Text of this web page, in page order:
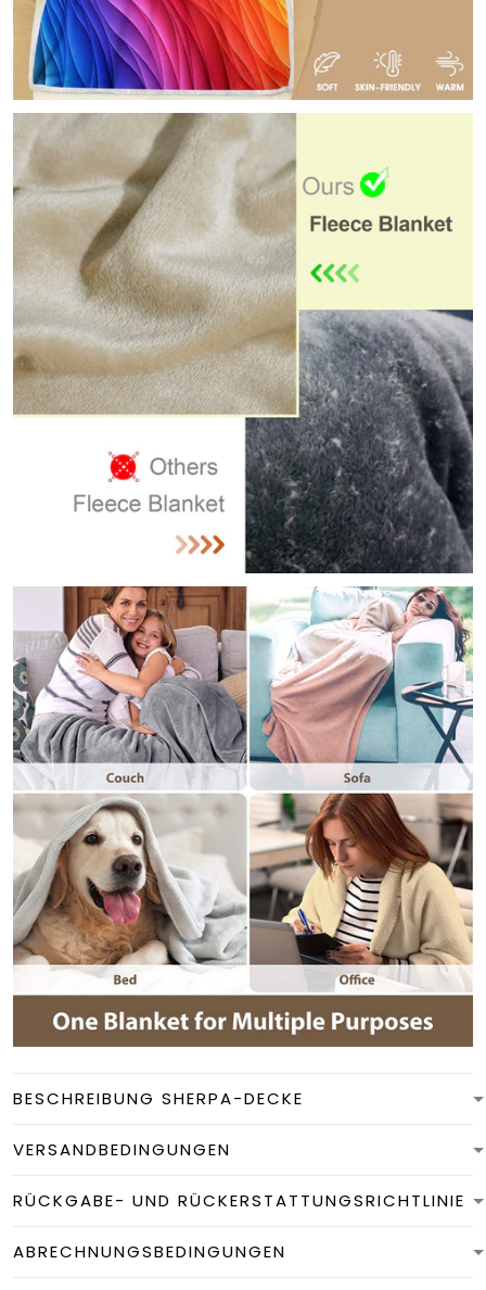
BESCHREIBUNG SHERPA-DECKE
VERSANDBEDINGUNGEN
RÜCKGABE- UND RÜCKERSTATTUNGSRICHTLINIE
ABRECHNUNGSBEDINGUNGEN